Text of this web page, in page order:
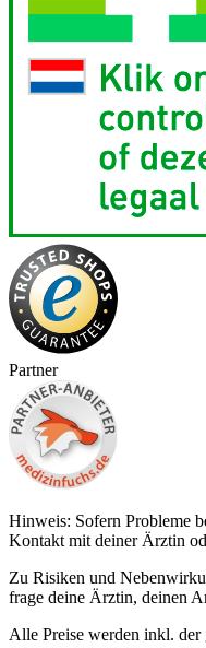
Partner
Hinweis: Sofern Probleme
Kontakt mit deiner Ärztin
Zu Risiken und
frage deine Ärztin, deinen
Alle Preise werden inkl. der